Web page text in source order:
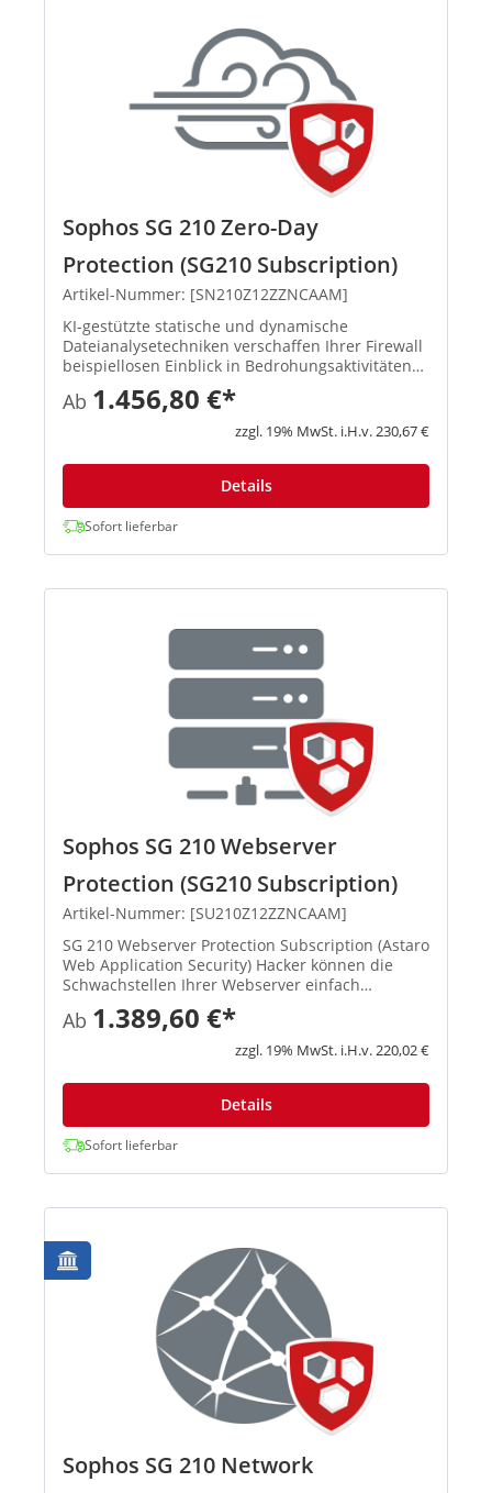
Sophos SG 210 Zero-Day
Protection (SG210 Subscription)
Artikel-Nummer: [SN210Z12ZZNCAAM]
KI-gestützte statische und dynamische
Dateianalysetechniken verschaffen Ihrer Firewall
beispiellosen Einblick in Bedrohungsaktivitäten
und identifizieren und blockieren so effektiv
Ransomware sowie andere bekannte und
unbekannte Bedrohungen. Mit d...
Ab 1.456,80 €*
zzgl. 19% MwSt. i.H.v. 230,67 €
Details
Sofort lieferbar
Sophos SG 210 Webserver
Protection (SG210 Subscription)
Artikel-Nummer: [SU210Z12ZZNCAAM]
SG 210 Webserver Protection Subscription (Astaro
Web Application Security) Hacker können die
Schwachstellen Ihrer Webserver einfach
ausnutzen, um Daten zu stehlen, sich unbefugt
Zugriff zu verschaffen und Systeme zu infizieren.
Dazu muss lediglich ei...
Ab 1.389,60 €*
zzgl. 19% MwSt. i.H.v. 220,02 €
Details
Sofort lieferbar
Sophos SG 210 Network